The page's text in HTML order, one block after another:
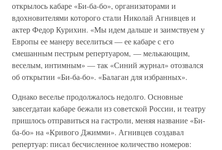
открылось кабаре «Би-ба-бо», организаторами и
вдохновителями которого стали Николай Агнивцев и
актер Федор Курихин. «Мы идем дальше и заимствуем у
Европы ее манеру веселиться — ее кабаре с его
смешанным пестрым репертуаром, — мелькающим,
веселым, интимным» — так «Синий журнал» отозвался
об открытии «Би-ба-бо». «Балаган для избранных».
Однако веселье продолжалось недолго. Основные
завсегдатаи кабаре бежали из советской России, и театру
пришлось отправиться на гастроли, меняя название «Би-
ба-бо» на «Кривого Джимми». Агнивцев создавал
репертуар: писал бесчисленное количество номеров: